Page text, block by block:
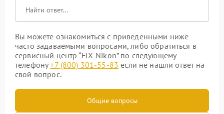
Вы можете ознакомиться с приведенными ниже
часто задаваемыми вопросами, либо обратиться в
сервисный центр “FIX-Nikon” по следующему
телефону+7 (800) 301-55-83 если не нашли ответ на
свой вопрос.
Общие вопросы